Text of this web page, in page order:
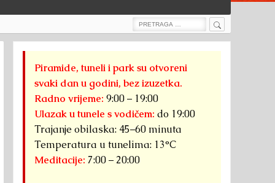
Search
Search
Piramide, tuneli i park su otvoreni
svaki dan u godini, bez izuzetka.
Radno vrijeme: 9:00 – 19:00
Ulazak u tunele s vodičem: do 19:00
Trajanje obilaska: 45–60 minuta
Temperatura u tunelima: 13°C
Meditacije: 7:00 – 20:00